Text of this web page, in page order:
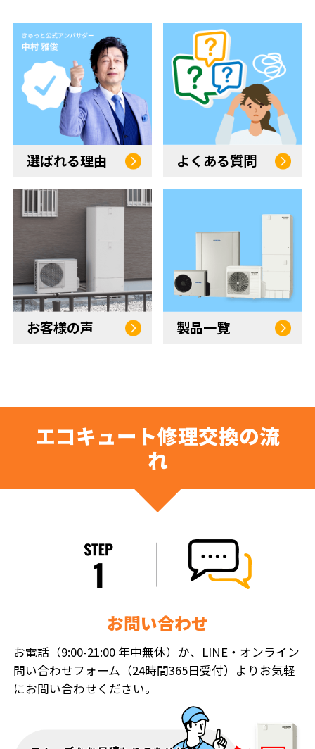
選ばれる理由 よくある質問
お客様の声 製品一覧
エコキュート修理交換の流
れ
お問い合わせ
お電話（9:00-21:00 年中無休）か、LINE・オンライン
問い合わせフォーム（24時間365日受付）よりお気軽
にお問い合わせください。